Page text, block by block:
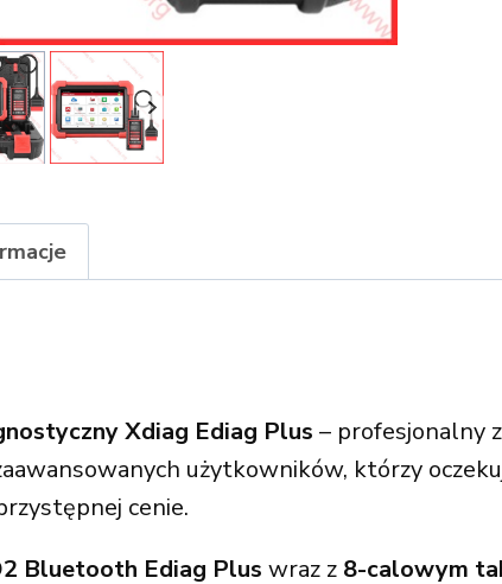
Xdiag Ediag Plus – profesjonalny
użytkowników, którzy
cenie.
Bluetooth Ediag Plus wraz z 8-calowym